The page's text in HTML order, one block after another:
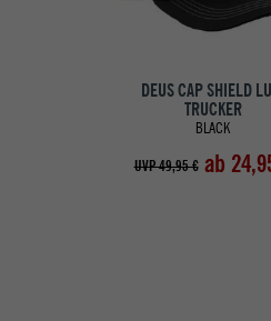
DEUS CAP SHIELD
TRUCKER
BLACK
UVP 49,95 € ab